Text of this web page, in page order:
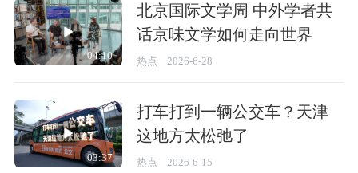
04:10
北京国际文学周 中外学者共
话京味文学如何走向世界
热点 2026-6-28
03:37
打车打到一辆公交车？天津
这地方太松弛了
热点 2026-6-15